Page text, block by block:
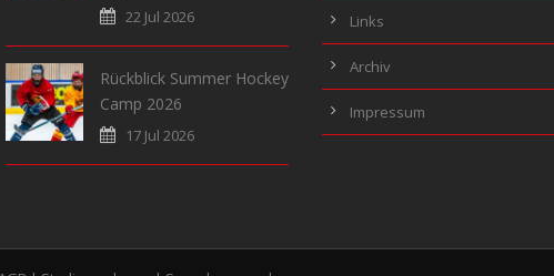
22 Jul 2026
Rückblick Summer Hockey
Camp 2026
17 Jul 2026
Links
Archiv
Impressum